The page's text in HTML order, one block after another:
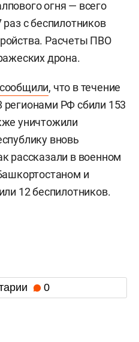
огня — всего
с беспилотников
Расчеты ПВО
дрона.
сообщили, что в течение
РФ сбили 153
уничтожили
вновь
рассказали в военном
и
12 беспилотников.
0